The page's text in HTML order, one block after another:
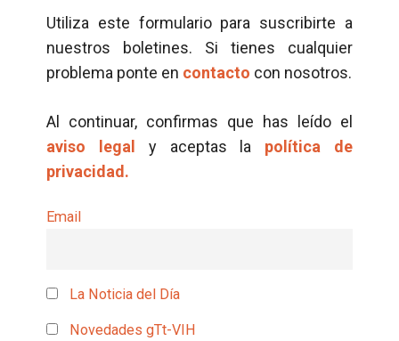
Utiliza este formulario para suscribirte a
nuestros boletines. Si tienes cualquier
problema ponte en contacto con nosotros.
Al continuar, confirmas que has leído el
aviso legal
y aceptas la política de
privacidad.
Email
La Noticia del Día
Novedades gTt-VIH